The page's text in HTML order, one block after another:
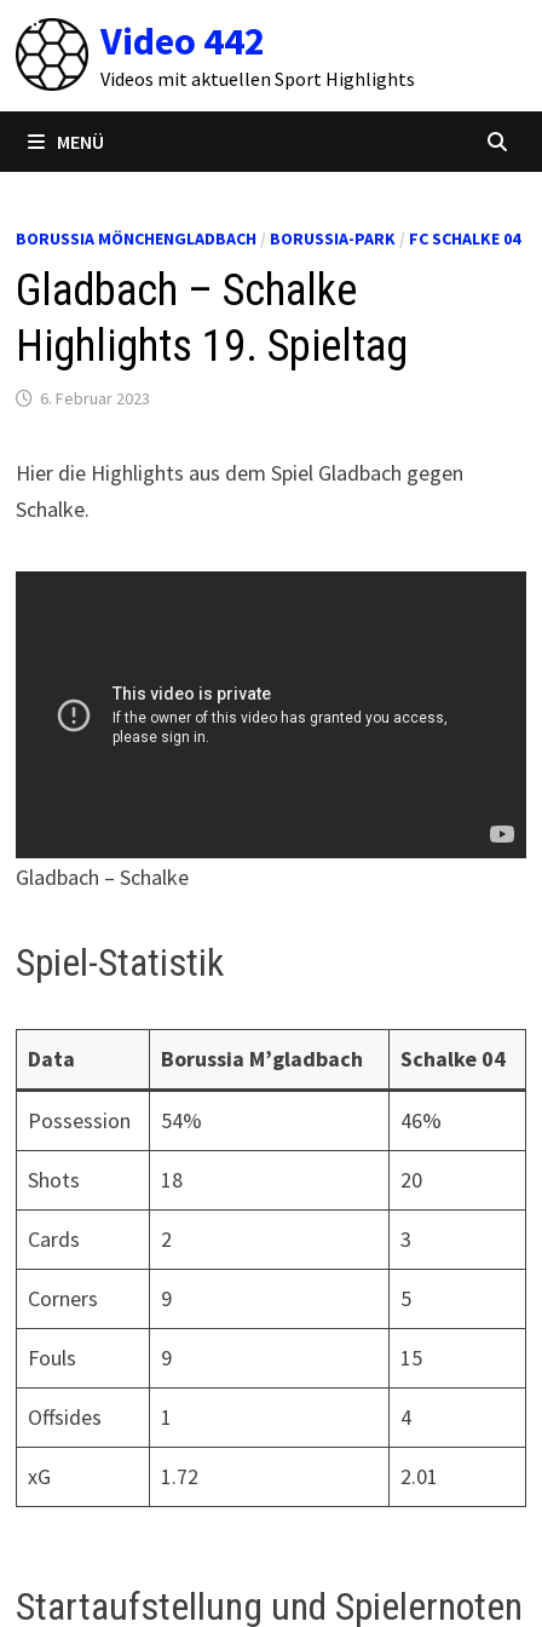
Zum
Inhalt
springen
Video 442
Videos mit aktuellen Sport Highlights
MENÜ
BORUSSIA MÖNCHENGLADBACH/ BORUSSIA-PARK/ FC SCHALKE 04
Gladbach – Schalke
Highlights 19. Spieltag
6. Februar 2023
Hier die Highlights aus dem Spiel Gladbach gegen
Schalke.
Gladbach – Schalke
Spiel-Statistik
Data Borussia M’gladbach Schalke 04
Possession 54% 46%
Shots 18 20
Cards 2 3
Corners 9 5
Fouls 9 15
Offsides 1 4
xG 1.72 2.01
Startaufstellung und Spielernoten